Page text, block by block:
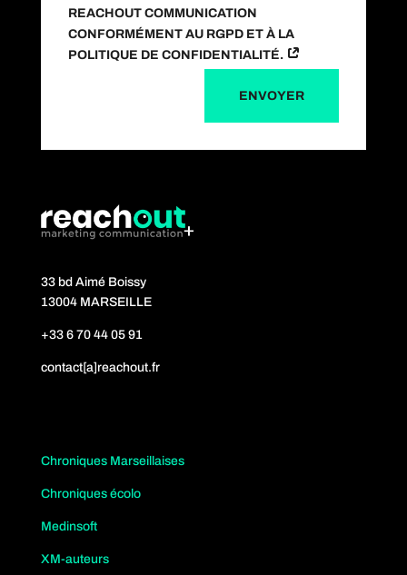
REACHOUT COMMUNICATION
CONFORMÉMENT AU RGPD ET À LA
POLITIQUE DE CONFIDENTIALITÉ.
ENVOYER
33 bd Aimé Boissy
13004 MARSEILLE
+33 6 70 44 05 91
contact[a]reachout.fr
Chroniques Marseillaises
Chroniques écolo
Medinsoft
XM-auteurs